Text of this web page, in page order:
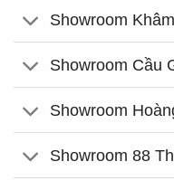
Showroom
Showroom Cầu
Showroom
Showroom 88